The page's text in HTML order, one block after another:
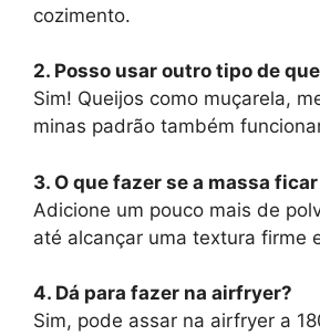
cozimento.
2. Posso usar outro tipo de
Sim! Queijos como muçarela,
minas padrão também
3. O que fazer se a massa
Adicione um pouco mais de
até alcançar uma textura firme
4. Dá para fazer na airfryer?
Sim, pode assar na airfryer a